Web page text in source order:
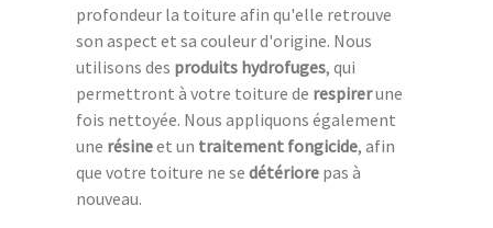
profondeur la toiture afin qu'elle retrouve
son aspect et sa couleur d'origine. Nous
utilisons des produits hydrofuges, qui
permettront à votre toiture de respirerune
fois nettoyée. Nous appliquons également
une résineet un traitement fongicide, afin
que votre toiture ne se détériore pas à
nouveau.